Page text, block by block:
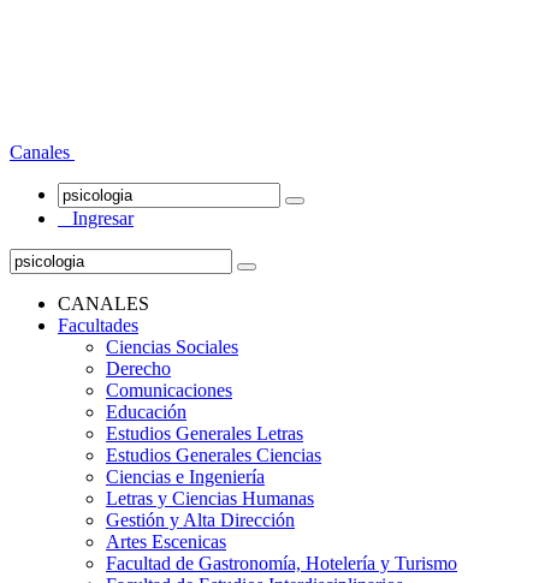
Canales
Ingresar
CANALES
Facultades
Ciencias Sociales
Derecho
Comunicaciones
Educación
Estudios Generales Letras
Estudios Generales Ciencias
Ciencias e Ingeniería
Letras y Ciencias Humanas
Gestión y Alta Dirección
Artes Escenicas
Facultad de Gastronomía, Hotelería y Turismo